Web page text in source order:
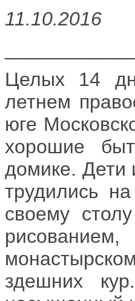
11.10.2016
Целых 14
летнем
юге
хорошие
домике. Дети
трудились
своему
здешних